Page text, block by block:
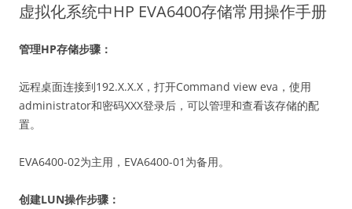
虚拟化系统中HP EVA6400存储常用操作手册
管理HP存储步骤：
远程桌面连接到192.X.X.X，打开Command view eva，使用
administrator和密码XXX登录后，可以管理和查看该存储的配
置。
EVA6400-02为主用，EVA6400-01为备用。
创建LUN操作步骤：